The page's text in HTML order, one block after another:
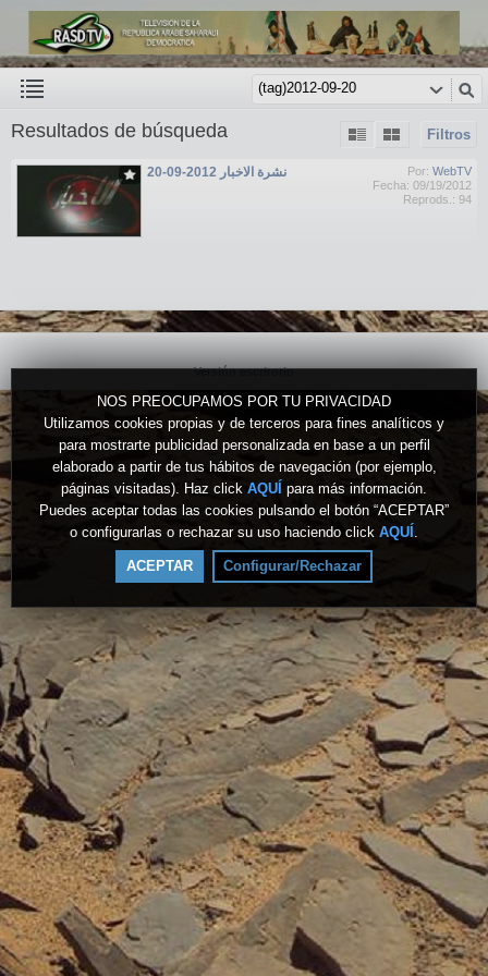
NOS PREOCUPAMOS POR TU PRIVACIDAD
Utilizamos cookies propias y de terceros para fines analíticos y
para mostrarte publicidad personalizada en base a un perfil
elaborado a partir de tus hábitos de navegación (por ejemplo,
páginas visitadas). Haz click AQUÍ para más información.
Puedes aceptar todas las cookies pulsando el botón “ACEPTAR”
o configurarlas o rechazar su uso haciendo click AQUÍ .
ACEPTAR Configurar/Rechazar
Filtros
Resultados de búsqueda
Por: WebTV
Fecha: 09/19/2012
Reprods.: 94
نشرة الاخبار 2012-09-20
Versión escritorio